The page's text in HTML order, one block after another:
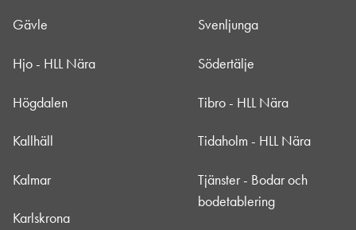
Gävle
Hjo - HLL Nära
Högdalen
Kallhäll
Kalmar
Karlskrona
Svenljunga
Södertälje
Tibro - HLL Nära
Tidaholm - HLL Nära
Tjänster - Bodar och
bodetablering